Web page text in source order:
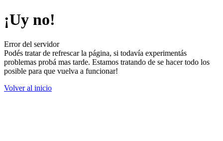
¡Uy no!
Error del servidor
Podés tratar de refrescar la página, si todavía experimentás
problemas probá mas tarde. Estamos tratando de se hacer todo los
posible para que vuelva a funcionar!
Volver al inicio